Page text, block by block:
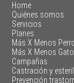
Home
Quiénes somos
Servicios
Planes
Más X Menos
Más X Menos
Campañas
Castración y
Prevención